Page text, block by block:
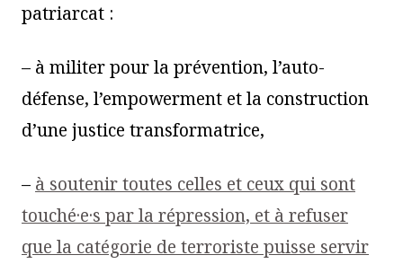
patriarcat :
– à militer pour la prévention, l’auto-
défense, l’empowerment et la construction
d’une justice transformatrice,
– à soutenir toutes celles et ceux qui sont
touché·e·s par la répression, et à refuser
que la catégorie de terroriste puisse servir